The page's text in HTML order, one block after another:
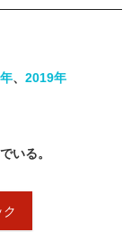
、 2019年
いる。